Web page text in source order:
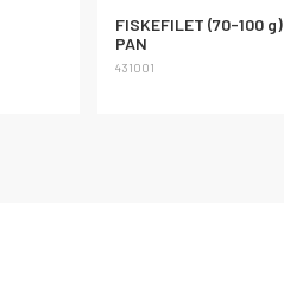
FISKEFILET (70-100 g)
PAN
431001